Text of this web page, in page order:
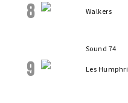
8
Walkers
9
Sound 74
Les